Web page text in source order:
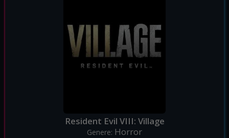
Resident Evil VIII: Village
Genere: Horror